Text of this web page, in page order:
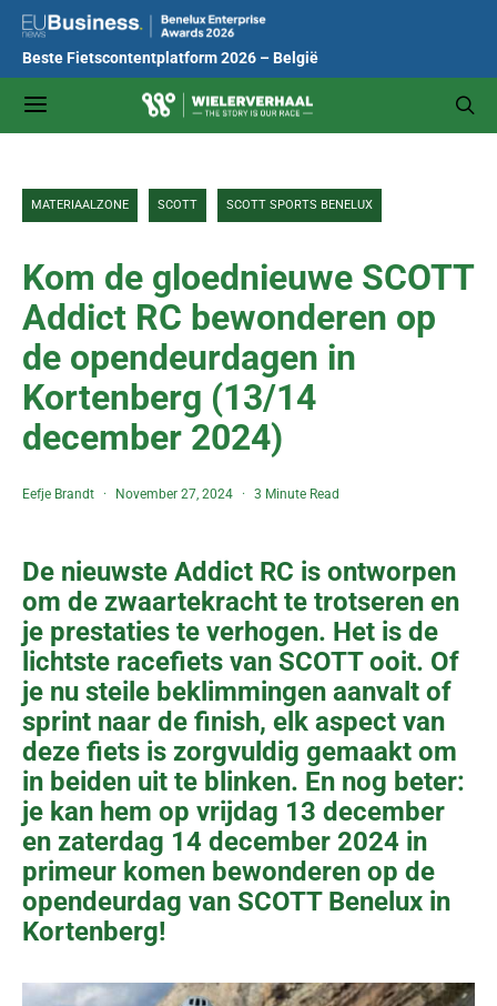
Beste Fietscontentplatform 2026 – België
MATERIAALZONE SCOTT SCOTT SPORTS BENELUX
Kom de gloednieuwe SCOTT
Addict RC bewonderen op
de opendeurdagen in
Kortenberg (13/14
december 2024)
Eefje Brandt November 27, 2024 3 Minute Read
De nieuwste Addict RC is ontworpen
om de zwaartekracht te trotseren en
je prestaties te verhogen. Het is de
lichtste racefiets van SCOTT ooit. Of
je nu steile beklimmingen aanvalt of
sprint naar de finish, elk aspect van
deze fiets is zorgvuldig gemaakt om
in beiden uit te blinken. En nog beter:
je kan hem op vrijdag 13 december
en zaterdag 14 december 2024 in
primeur komen bewonderen op de
opendeurdag van SCOTT Benelux in
Kortenberg!